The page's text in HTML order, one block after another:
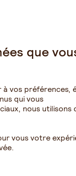
malade
de Mai
et
les
une
une
que
vos préférences,
qui vous
nous utilisons
vous votre